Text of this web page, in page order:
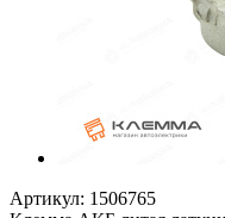
Артикул: 1506765